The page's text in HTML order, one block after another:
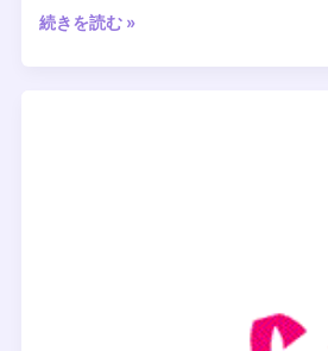
ラ・
続きを読む »